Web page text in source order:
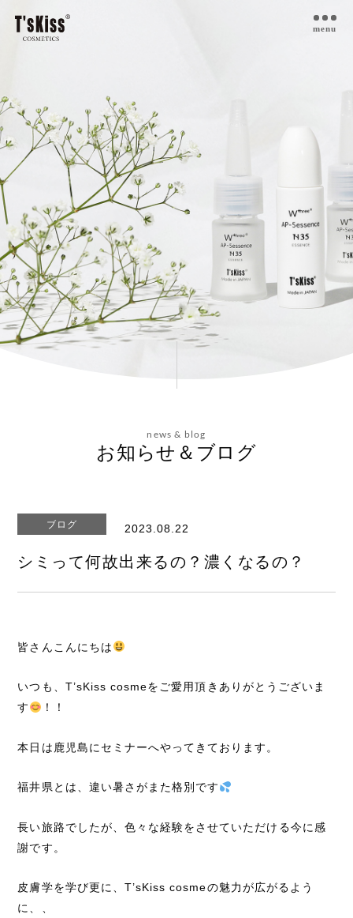
私たちのプラセンタ
開発インタビュー
商品一覧
取扱ご検討サロン様へ
お取扱サロン
お知らせ・ブログ
会社概要
お問い合わせ
menu
news & blog
お知らせ＆ブログ
ブログ 2023.08.22
シミって何故出来るの？濃くなるの？
皆さんこんにちは
いつも、T’sKiss cosmeをご愛用頂きありがとうございま
す
！！
本日は鹿児島にセミナーへやってきております。
福井県とは、違い暑さがまた格別です
長い旅路でしたが、色々な経験をさせていただける今に感
謝です。
皮膚学を学び更に、T’sKiss cosmeの魅力が広がるよう
に、、